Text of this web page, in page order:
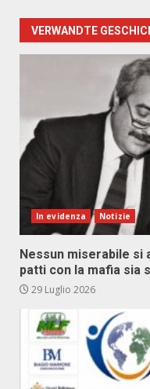
VERWANDTE
In evidenza Notizie
Nessun miserabile si
patti con la mafia sia
29 Luglio 2026